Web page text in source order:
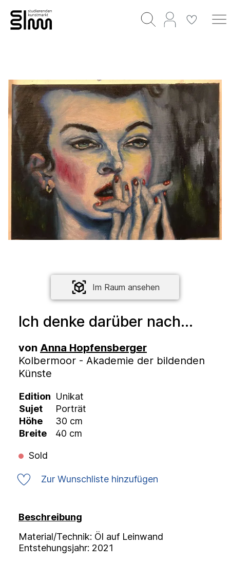
Im Raum ansehen
Ich denke darüber nach...
von Anna Hopfensberger
Kolbermoor - Akademie der bildenden
Künste
Edition Unikat
Sujet
Porträt
Höhe
30 cm
Breite
40 cm
Sold
Zur Wunschliste hinzufügen
Beschreibung
Material/Technik: Öl auf Leinwand
Entstehungsjahr: 2021